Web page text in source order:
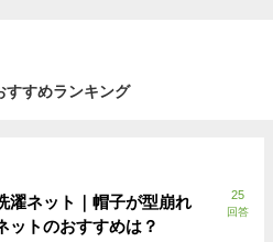
すすめランキング
濯ネット｜帽子が型崩れ
ットのおすすめは？
25
回答